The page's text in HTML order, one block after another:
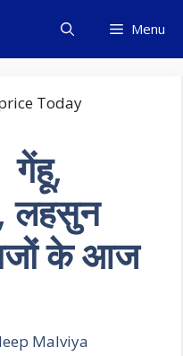
Menu
गेंहू,
लहसुन
के आज
Malviya